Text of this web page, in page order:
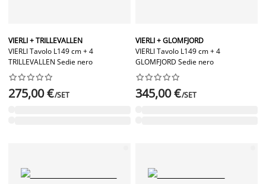
VIERLI + TRILLEVALLEN
VIERLI Tavolo L149 cm + 4
TRILLEVALLEN Sedie nero






275,00 €/SET
VIERLI + GLOMFJORD
VIERLI Tavolo L149 cm + 4
GLOMFJORD Sedie nero






345,00 €/SET